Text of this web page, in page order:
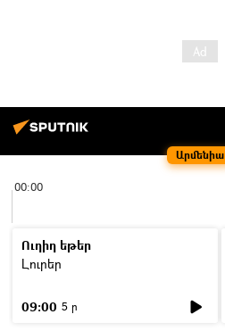
Արմենիա
00:00
Ուղիղ եթեր
Լուրեր
09:00 5 ր